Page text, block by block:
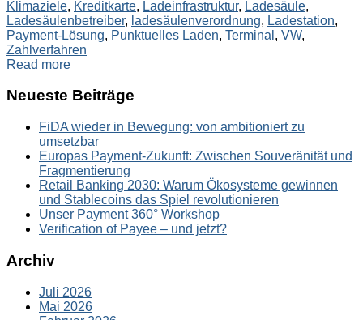
Klimaziele, Kreditkarte, Ladeinfrastruktur, Ladesäule,
Ladesäulenbetreiber, ladesäulenverordnung, Ladestation,
Payment-Lösung, Punktuelles Laden, Terminal , VW,
Zahlverfahren
Read more
Neueste Beiträge
FiDA wieder in Bewegung: von ambitioniert zu
umsetzbar
Europas Payment-Zukunft: Zwischen Souveränität und
Fragmentierung
Retail Banking 2030: Warum Ökosysteme gewinnen
und Stablecoins das Spiel revolutionieren
Unser Payment 360° Workshop
Verification of Payee – und jetzt?
Archiv
Juli 2026
Mai 2026